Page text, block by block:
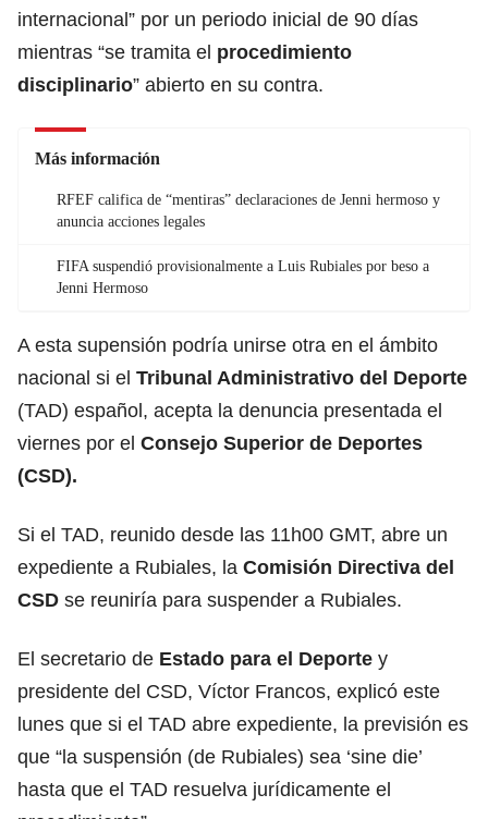
internacional” por un periodo inicial de 90 días
mientras “se tramita el procedimiento
disciplinario” abierto en su contra.
Más información
RFEF califica de “mentiras” declaraciones de Jenni hermoso y
anuncia acciones legales
FIFA suspendió provisionalmente a Luis Rubiales por beso a
Jenni Hermoso
A esta supensión podría unirse otra en el ámbito
nacional si el Tribunal Administrativo del Deporte
(TAD) español, acepta la denuncia presentada el
viernes por el Consejo Superior de Deportes
(CSD).
Si el TAD, reunido desde las 11h00 GMT, abre un
expediente a Rubiales, la Comisión Directiva del
CSD se reuniría para suspender a Rubiales.
El secretario de Estado para el Deporte y
presidente del CSD, Víctor Francos, explicó este
lunes que si el TAD abre expediente, la previsión es
que “la suspensión (de Rubiales) sea ‘sine die’
hasta que el TAD resuelva jurídicamente el